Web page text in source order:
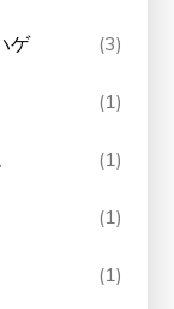
ゲ (3)
(1)
(1)
(1)
(1)